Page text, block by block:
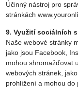
Účinný nástroj pro
stránkách
9. Využití sociálních
Naše webové stránky
jako jsou Facebook,
mohou shromažďovat
webových stránek,
prohlížení a mohou do